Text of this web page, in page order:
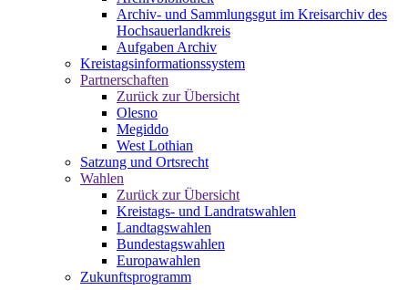
Archiv- und Sammlungsgut im Kreisarchiv des
Hochsauerlandkreis
Aufgaben Archiv
Kreistagsinformationssystem
Partnerschaften
Zurück zur Übersicht
Olesno
Megiddo
West Lothian
Satzung und Ortsrecht
Wahlen
Zurück zur Übersicht
Kreistags- und Landratswahlen
Landtagswahlen
Bundestagswahlen
Europawahlen
Zukunftsprogramm